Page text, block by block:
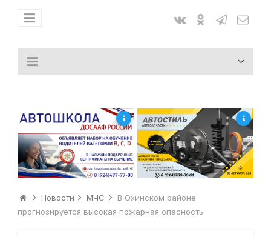
Новости МЧС
В Охинском районе
прогнозируется высокая пожарная опасность